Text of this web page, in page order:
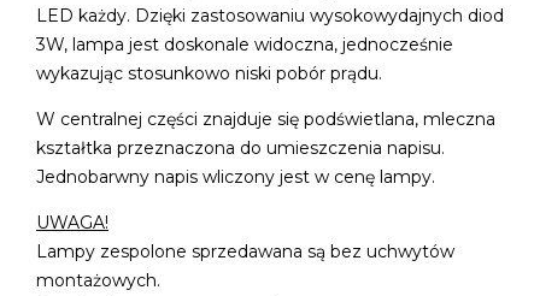
LED każdy. Dzięki zastosowaniu wysokowydajnych diod
3W, lampa jest doskonale widoczna, jednocześnie
wykazując stosunkowo niski pobór prądu.
W centralnej części znajduje się podświetlana, mleczna
kształtka przeznaczona do umieszczenia napisu.
Jednobarwny napis wliczony jest w cenę lampy.
UWAGA!
Lampy zespolone sprzedawana są bez uchwytów
montażowych.